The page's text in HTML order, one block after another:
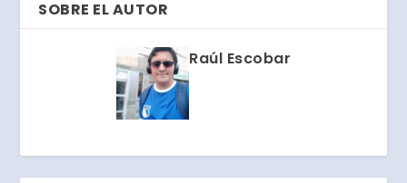
SOBRE EL AUTOR
Raúl Escobar